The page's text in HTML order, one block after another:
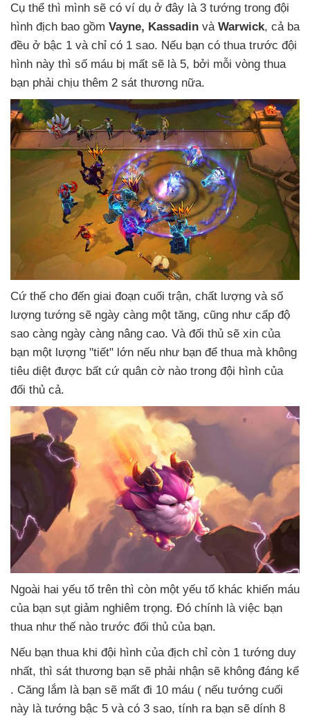
Cụ thể thì mình sẽ có ví dụ ở đây là 3 tướng trong đội
hình địch bao gồm Vayne, Kassadin và Warwick, cả ba
đều ở bậc 1 và chỉ có 1 sao. Nếu bạn có thua trước đội
hình này thì số máu bị mất sẽ là 5, bởi mỗi vòng thua
bạn phải chịu thêm 2 sát thương nữa.
Cứ thế cho đến giai đoạn cuối trận, chất lượng và số
lượng tướng sẽ ngày càng một tăng, cũng như cấp độ
sao càng ngày càng nâng cao. Và đối thủ sẽ xin của
bạn một lượng "tiết" lớn nếu như bạn để thua mà không
tiêu diệt được bất cứ quân cờ nào trong đội hình của
đối thủ cả.
Ngoài hai yếu tố trên thì còn một yếu tố khác khiến máu
của bạn sụt giảm nghiêm trọng. Đó chính là việc bạn
thua như thế nào trước đối thủ của bạn.
Nếu bạn thua khi đội hình của địch chỉ còn 1 tướng duy
nhất, thì sát thương bạn sẽ phải nhận sẽ không đáng kể
. Căng lắm là bạn sẽ mất đi 10 máu ( nếu tướng cuối
này là tướng bậc 5 và có 3 sao, tính ra bạn sẽ dính 8